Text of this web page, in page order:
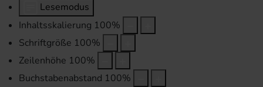
Lesemodus
Inhaltsskalierung 100%
Schriftgröße 100%
Zeilenhöhe 100%
Buchstabenabstand 100%